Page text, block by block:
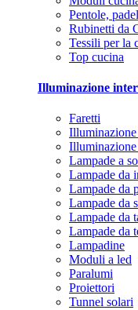
Pentole,
Rubinetti da
Tessili per la
Top cucina
Illuminazione
Faretti
Illuminazione
Lampade a
Lampade da
Lampade da
Lampade da
Lampade da
Lampade da
Lampadine
Moduli a led
Paralumi
Proiettori
Tunnel solari